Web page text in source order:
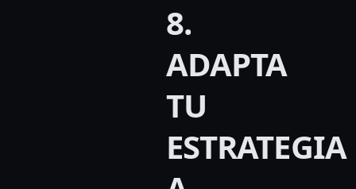
8.
ADAPTA
TU
ESTRATEGIA